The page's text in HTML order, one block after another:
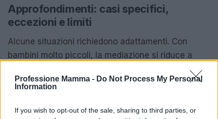
Professione Mamma - Do Not Process My Personal
Information
If you wish to opt-out of the sale, sharing to third parties, or
Approfondimenti: casi specifici,
eccezioni e limiti
Alcune situazioni richiedono adattamenti. Con
bambini molto piccoli, la mediazione si riduce a
scelte binarie e a un maggiore supporto dell’adulto.
In presenza diimpulsi fisici ripetuti, la Fase 1 va
attività sensoriali calme). Quando i conflitti